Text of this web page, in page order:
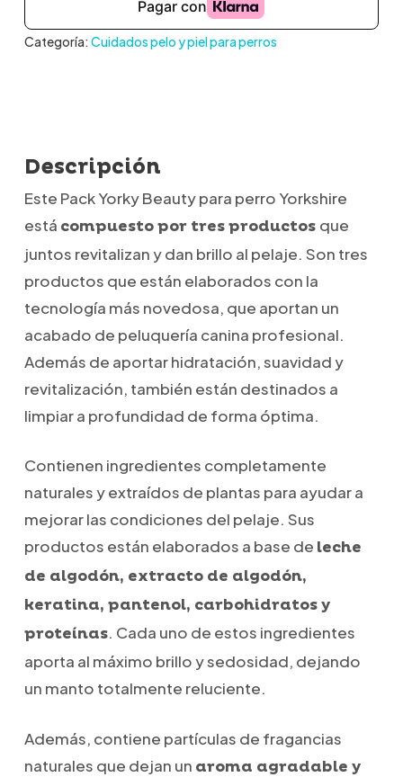
Categoría: Cuidados pelo y piel para perros
Descripción
Este Pack Yorky Beauty para perro Yorkshire
está compuesto por tres productos que
juntos revitalizan y dan brillo al pelaje. Son tres
productos que están elaborados con la
tecnología más novedosa, que aportan un
acabado de peluquería canina profesional.
Además de aportar hidratación, suavidad y
revitalización, también están destinados a
limpiar a profundidad de forma óptima.
Contienen ingredientes completamente
naturales y extraídos de plantas para ayudar a
mejorar las condiciones del pelaje. Sus
productos están elaborados a base de leche
de algodón, extracto de algodón,
keratina, pantenol, carbohidratos y
proteínas. Cada uno de estos ingredientes
aporta al máximo brillo y sedosidad, dejando
un manto totalmente reluciente.
Además, contiene partículas de fragancias
naturales que dejan un aroma agradable y